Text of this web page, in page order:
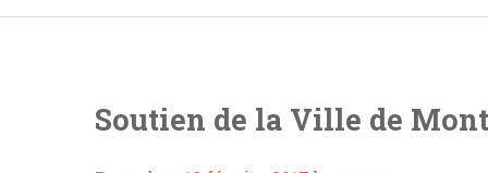
FINANCEMENT
Soutien de la Ville de